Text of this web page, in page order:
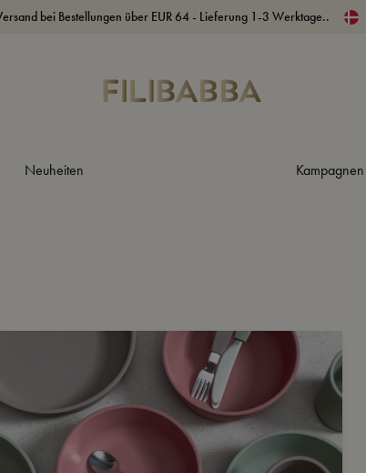
bei Bestellungen über EUR 64 - Lieferung 1-3 Werktage..
Neuheiten Kampagnen